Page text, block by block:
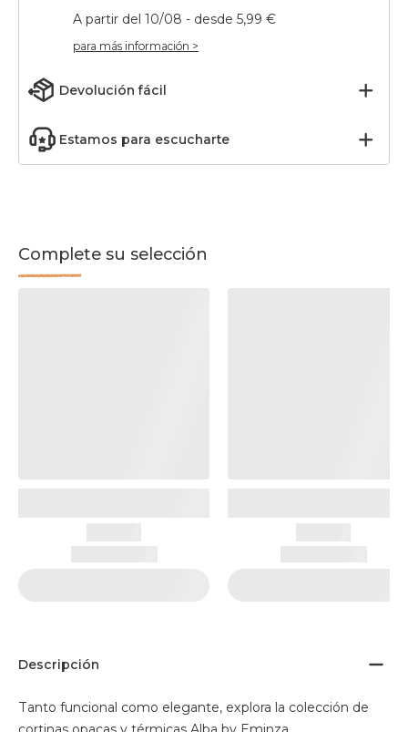
A partir del 10/08 - desde 5,99 €
para más información >
Devolución fácil
Estamos para escucharte
Complete su selección
Descripción
Tanto funcional como elegante, explora la colección de